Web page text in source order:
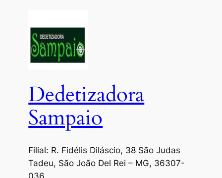
Dedetizadora
Sampaio
Filial: R. Fidélis Diláscio, 38 São Judas
Tadeu, São João Del Rei – MG, 36307-